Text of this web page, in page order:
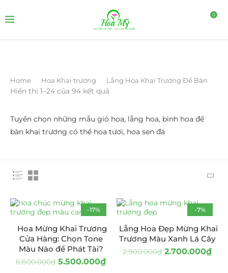
0
Home Hoa Khai trương Lẵng Hoa Khai Trương Để Bàn
Hiển thị 1–24 của 94 kết quả
Tuyển chọn những mẫu giỏ hoa, lẵng hoa, bình hoa để
bàn khai trương có thể hoa tươi, hoa sen đá
-17%
Hoa Mừng Khai Trương
Cửa Hàng: Chọn Tone
Màu Nào để Phát Tài?
6.600.000₫ 5.500.000₫
-7%
Lẵng Hoa Đẹp Mừng Khai
Trương Màu Xanh Lá Cây
2.900.000₫ 2.700.000₫